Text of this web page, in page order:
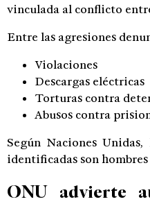
vinculada al conflicto
Entre las agresiones
Violaciones
Descargas eléctricas
Torturas contra
Abusos contra
Según Naciones
identificadas son
ONU advierte